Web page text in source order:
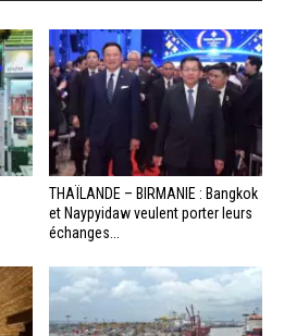
THAÏLANDE – BIRMANIE : Bangkok
et Naypyidaw veulent porter leurs
échanges...